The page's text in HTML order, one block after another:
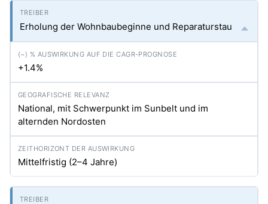
Erholung der Wohnbaubeginne und Reparaturstau
+1.4%
National, mit Schwerpunkt im Sunbelt und im
alternden Nordosten
Mittelfristig (2–4 Jahre)